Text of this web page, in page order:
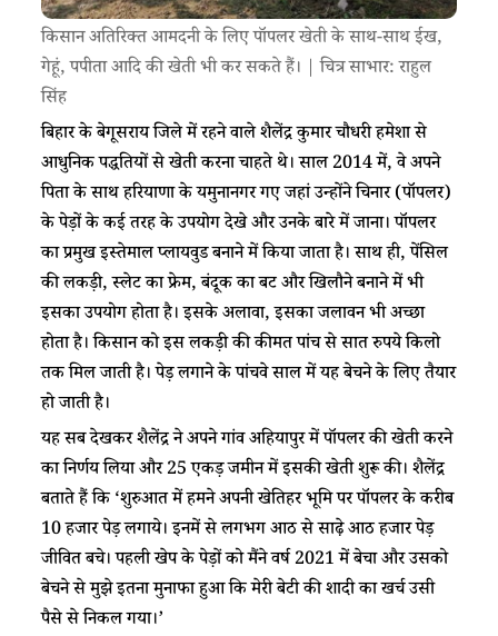
किसान अतिरिक्त आमदनी के लिए पॉपलर खेती के साथ-साथ ईख,
गेहूं, पपीता आदि की खेती भी कर सकते हैं। | चित्र साभार: राहुल
सिंह
बिहार के बेगूसराय जिले में रहने वाले शैलेंद्र कुमार चौधरी हमेशा से
आधुनिक पद्धतियों से खेती करना चाहते थे। साल 2014 में, वे अपने
पिता के साथ हरियाणा के यमुनानगर गए जहां उन्होंने चिनार (पॉपलर)
के पेड़ों के कई तरह के उपयोग देखे और उनके बारे में जाना। पॉपलर
का प्रमुख इस्तेमाल प्लायवुड बनाने में किया जाता है। साथ ही, पेंसिल
की लकड़ी, स्लेट का फ्रेम, बंदूक का बट और खिलौने बनाने में भी
इसका उपयोग होता है। इसके अलावा, इसका जलावन भी अच्छा
होता है। किसान को इस लकड़ी की कीमत पांच से सात रुपये किलो
तक मिल जाती है। पेड़ लगाने के पांचवे साल में यह बेचने के लिए तैयार
हो जाती है।
यह सब देखकर शैलेंद्र ने अपने गांव अहियापुर में पॉपलर की खेती करने
का निर्णय लिया और 25 एकड़ जमीन में इसकी खेती शुरू की। शैलेंद्र
बताते हैं कि ‘शुरुआत में हमने अपनी खेतिहर भूमि पर पॉपलर के करीब
10 हजार पेड़ लगाये। इनमें से लगभग आठ से साढ़े आठ हजार पेड़
जीवित बचे। पहली खेप के पेड़ों को मैंने वर्ष 2021 में बेचा और उसको
बेचने से मुझे इतना मुनाफा हुआ कि मेरी बेटी की शादी का खर्च उसी
पैसे से निकल गया।’